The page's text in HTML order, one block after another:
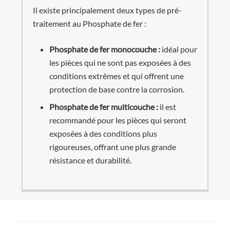
Il existe principalement deux types de pré-
traitement au Phosphate de fer :
Phosphate de fer monocouche : idéal pour
les pièces qui ne sont pas exposées à des
conditions extrêmes et qui offrent une
protection de base contre la corrosion.
Phosphate de fer multicouche : il est
recommandé pour les pièces qui seront
exposées à des conditions plus
rigoureuses, offrant une plus grande
résistance et durabilité.